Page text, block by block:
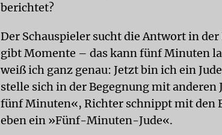
berichtet?
Der Schauspieler sucht die Antwort in
gibt Momente – das kann fünf Minuten
weiß ich ganz genau: Jetzt bin ich ein
stelle sich in der Begegnung mit anderen
fünf Minuten«, Richter schnippt mit den
eben ein »Fünf-Minuten-Jude«.